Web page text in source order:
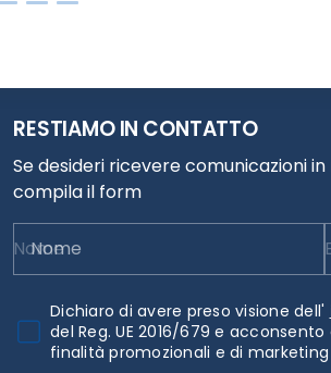
RESTIAMO IN CONTATTO
Se desideri ricevere comunicazioni
compila il form
Nome
Dichiaro di avere preso visione dell'
del Reg. UE 2016/679 e
finalità promozionali e di marketing